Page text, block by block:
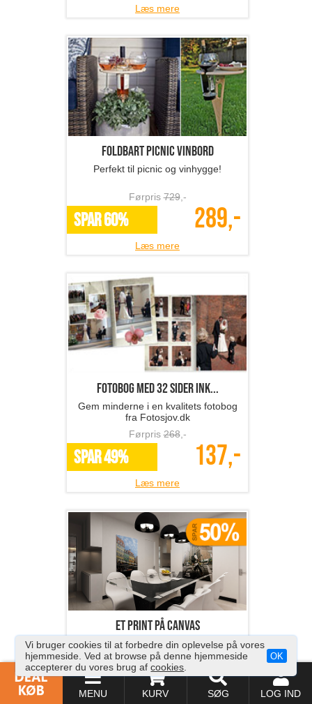
MENU KURV SØG LOG IND
Læs mere
Foldbart picnic vinbord
Perfekt til picnic og vinhygge!
Førpris729,-
SPAR 60% 289,-
Læs mere
Fotobog med 32 sider ink...
Gem minderne i en kvalitets fotobog
fra Fotosjov.dk
Førpris268,-
SPAR 49% 137,-
Læs mere
Et print på canvas
Lav dine personlige billeder om til
kunstværker!
Førpris270,-
*Flere varianter 135,-
Vi bruger cookies til at forbedre din oplevelse på vores
hjemmeside. Ved at browse på denne hjemmeside
accepterer du vores brug afcookies
OK